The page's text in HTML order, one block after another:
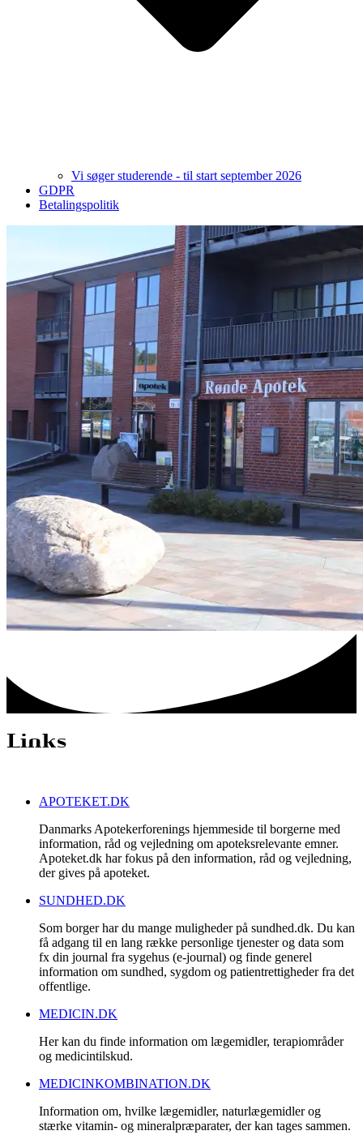
Vi søger studerende - til start september 2026
GDPR
Betalingspolitik
Links
APOTEKET.DK
Danmarks Apotekerforenings hjemmeside til borgerne med
information, råd og vejledning om apoteksrelevante emner.
Apoteket.dk har fokus på den information, råd og vejledning,
der gives på apoteket.
SUNDHED.DK
Som borger har du mange muligheder på sundhed.dk. Du kan
få adgang til en lang række personlige tjenester og data som
fx din journal fra sygehus (e-journal) og finde generel
information om sundhed, sygdom og patientrettigheder fra det
offentlige.
MEDICIN.DK
Her kan du finde information om lægemidler, terapiområder
og medicintilskud.
MEDICINKOMBINATION.DK
Information om, hvilke lægemidler, naturlægemidler og
stærke vitamin- og mineralpræparater, der kan tages sammen.